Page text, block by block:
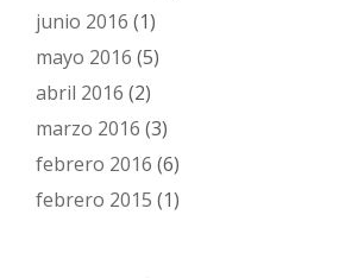
junio 2016 (1)
mayo 2016 (5)
abril 2016 (2)
marzo 2016 (3)
febrero 2016 (6)
febrero 2015 (1)